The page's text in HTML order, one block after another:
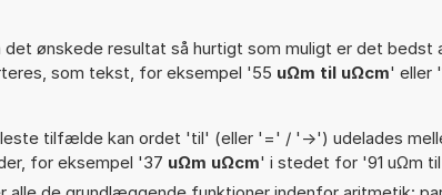
det ønskede resultat så hurtigt som muligt er det
som tekst, for eksempel '55 uΩm til uΩcm' eller
tilfælde kan ordet 'til' (eller '=' / '->') udelades
for eksempel '37 uΩm uΩcm' i stedet for '91 uΩm